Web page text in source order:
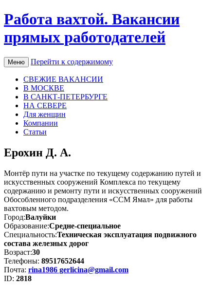
Работа вахтой. Вакансии
прямых работодателей
Меню Перейти к содержимому
СВЕЖИЕ ВАКАНСИИ
В МОСКВЕ
В САНКТ-ПЕТЕРБУРГЕ
НА СЕВЕРЕ
Для женщин
Компании
Статьи
Ерохин Д. А.
Монтёр пути на участке по текущему содержанию путей и
искусственных сооружений Комплекса по текущему
содержанию и ремонту пути и искусственных сооружений
Обособленного подразделения «ССМ Ямал» для работы
вахтовым методом.
Город:Валуйки
Образование:Средне-специальное
Специальность:Техническая эксплуатация подвижного
состава железных дорог
Возраст:30
Телефоны: 89517652644
Почта: rina1986 gerlicina@gmail.com
ID: 2818